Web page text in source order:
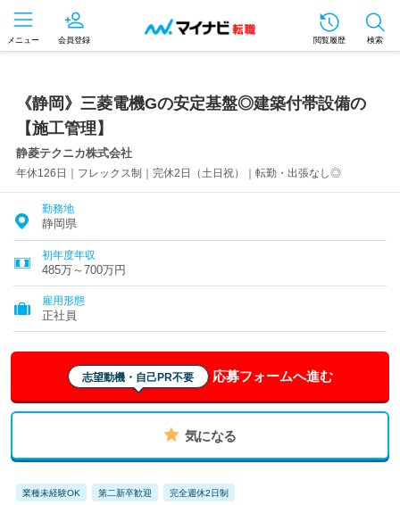
メニュー 会員登録 閲覧履歴 検索
《静岡》三菱電機Gの安定基盤◎建築付帯設備の
【施工管理】
静菱テクニカ株式会社
年休126日｜フレックス制｜完休2日（土日祝）｜転勤・出張なし◎
勤務地
静岡県
初年度年収
485万～700万円
雇用形態
正社員
志望動機・自己PR不要 応募フォームへ進む
気になる
業種未経験OK 第二新卒歓迎 完全週休2日制